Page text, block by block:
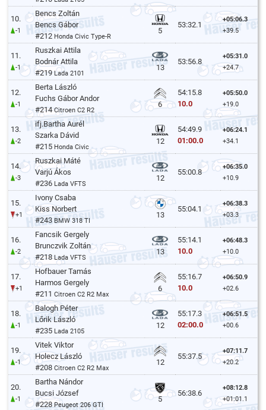
10.
-1
Bencs Zoltán
Bencs Gábor
#212 Honda Civic Type-R
5
53:32.1
+05:06.3
+39.5
11.
-1
Ruszkai Attila
Bodnár Attila
#219Lada 2101
13
53:56.8
+05:31.0
+24.7
12.
-1
Berta László
Fuchs Gábor Andor
#214Citroen C2 R2
6
54:15.8
10.0
+05:50.0
+19.0
13.
-2
ifj.Bartha Aurél
Szarka Dávid
#215 Honda Civic
12
54:49.9
01:00.0
+06:24.1
+34.1
14.
-3
Ruszkai Máté
Varjú Ákos
#236 Lada VFTS
12
55:00.8
+06:35.0
+10.9
15.
+1
Ivony Csaba
Kiss Norbert
#243 BMW 318 TI
13
55:04.1
+06:38.3
+03.3
16.
-2
Fancsik Gergely
Brunczvik Zoltán
#218Lada VFTS
13
55:14.1
10.0
+06:48.3
+10.0
17.
+1
Hofbauer Tamás
Harmos Gergely
#211Citroen C2 R2 Max
6
55:16.7
10.0
+06:50.9
+02.6
18.
-1
Balogh Péter
Lőrik László
#235 Lada 2105
12
55:17.3
02:00.0
+06:51.5
+00.6
19.
-1
Vitek Viktor
Holecz László
#208Citroen C2 R2 Max
12
55:37.5
+07:11.7
+20.2
20.
-1
Bartha Nándor
Bucsi József
#228Peugeot 206 GTI
5
56:38.6
+08:12.8
+01:01.1